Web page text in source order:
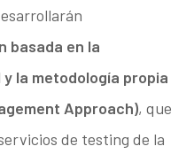
basada en la
la metodología propia
Approach), que
de testing de la